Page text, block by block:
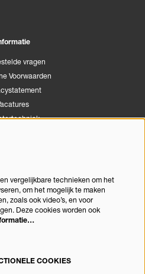
vragen
Voorwaarden
Orpheus
ons
de nieuwsbrief
vergelijkbare technieken om het
om het mogelijk te maken
zoals ook video’s, en voor
Deze cookies worden ook
COOKIES